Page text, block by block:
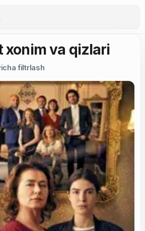
xonim va qizlari
filtrlash